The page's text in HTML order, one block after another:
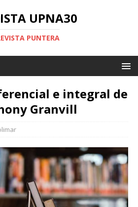
UPNA30
PUNTERA
e integral de
Granvill